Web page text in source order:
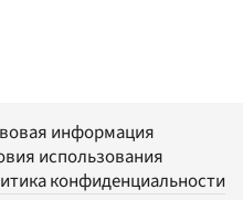
информация
использования
конфиденциальности